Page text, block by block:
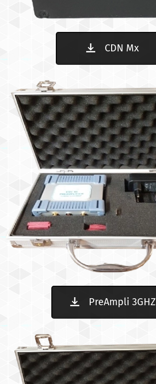
CDN Mx
PreAmpli 3GHZ